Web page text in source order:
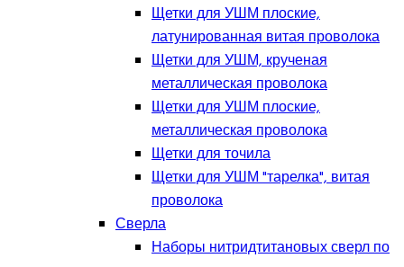
Щетки для УШМ плоские,
латунированная витая проволока
Щетки для УШМ, крученая
металлическая проволока
Щетки для УШМ плоские,
металлическая проволока
Щетки для точила
Щетки для УШМ "тарелка", витая
проволока
Сверла
Наборы нитридтитановых сверл по